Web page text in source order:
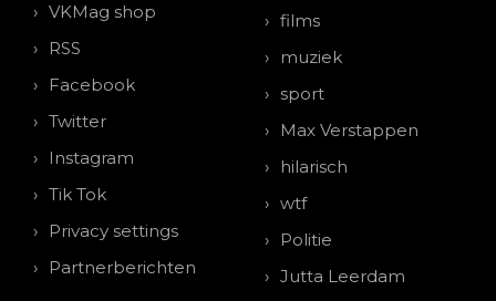
VKMag shop
RSS
Facebook
Twitter
Instagram
Tik Tok
Privacy settings
Partnerberichten
films
muziek
sport
Max Verstappen
hilarisch
wtf
Politie
Jutta Leerdam